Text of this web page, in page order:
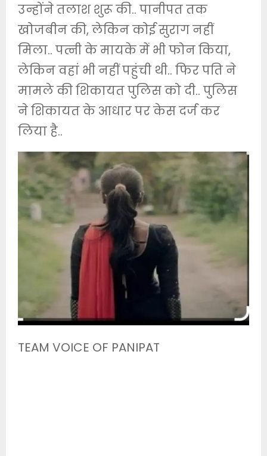
उन्होंने तलाश शुरू की.. पानीपत तक
खोजबीन की, लेकिन कोई सुराग नहीं
मिला.. पत्नी के मायके में भी फोन किया,
लेकिन वहां भी नहीं पहुंची थी.. फिर पति ने
मामले की शिकायत पुलिस को दी.. पुलिस
ने शिकायत के आधार पर केस दर्ज कर
लिया है..
TEAM VOICE OF PANIPAT